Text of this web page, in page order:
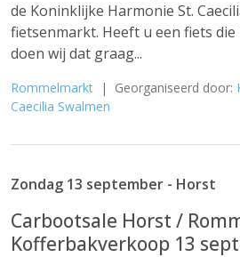
de Koninklijke Harmonie St.
fietsenmarkt. Heeft u een fiets
doen wij dat graag...
Rommelmarkt | Georganiseerd door:
Caecilia Swalmen
Zondag 13 september - Horst
Carbootsale Horst /
Kofferbakverkoop 13